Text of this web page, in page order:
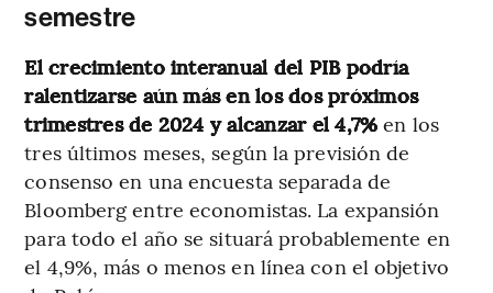
semestre
El crecimiento interanual del PIB podría
ralentizarse aún más en los dos próximos
trimestres de 2024 y alcanzar el 4,7% en los
tres últimos meses, según la previsión de
consenso en una encuesta separada de
Bloomberg entre economistas. La expansión
para todo el año se situará probablemente en
el 4,9%, más o menos en línea con el objetivo